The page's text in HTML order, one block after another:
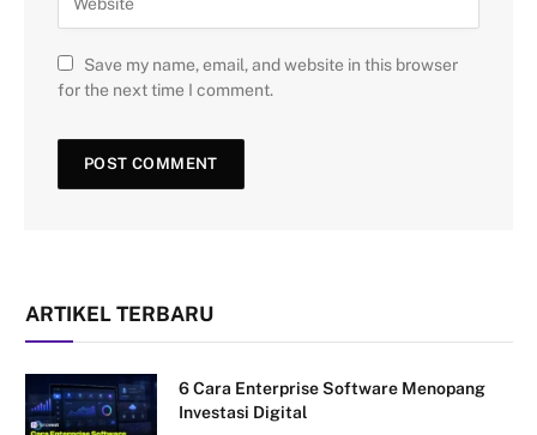
Save my name, email, and website in this browser
for the next time I comment.
ARTIKEL TERBARU
6 Cara Enterprise Software Menopang
Investasi Digital